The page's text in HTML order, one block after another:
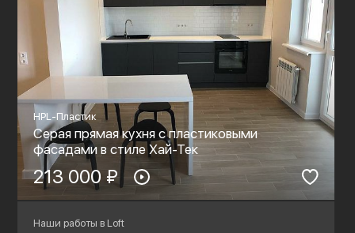
HPL-Пластик
Серая прямая кухня с пластиковыми
фасадами в стиле Хай-Тек
213 000 ₽
Наши работы в Loft